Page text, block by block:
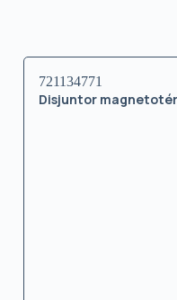
721134771
Disjuntor